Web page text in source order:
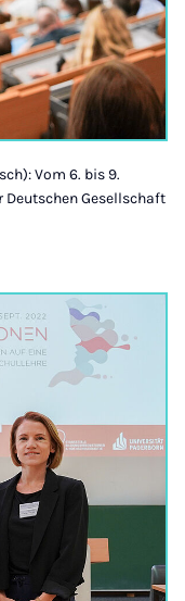
Vom 6. bis 9.
Deutschen Gesellschaft